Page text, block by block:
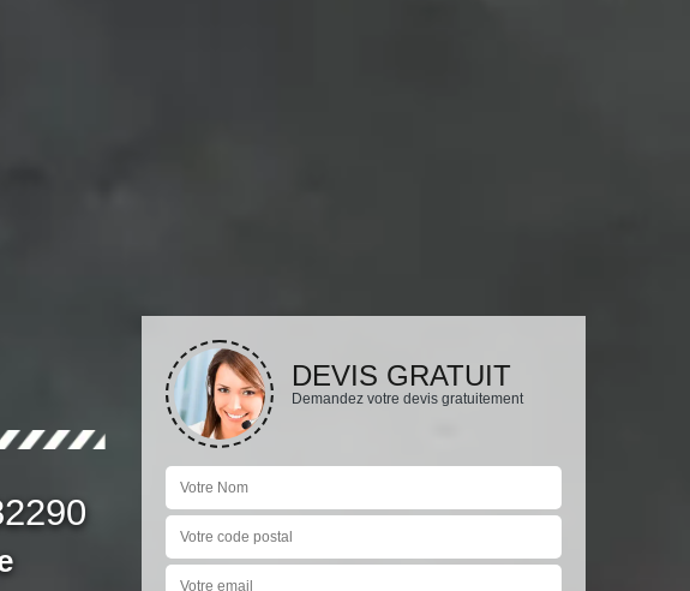
DEVIS GRATUIT
Demandez votre devis gratuitement